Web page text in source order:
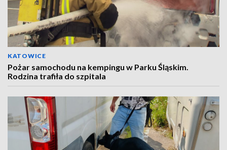
KATOWICE
Pożar samochodu na kempingu w Parku Śląskim.
Rodzina trafiła do szpitala